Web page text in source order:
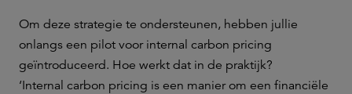
Om deze strategie te ondersteunen, hebben jullie
onlangs een pilot voor internal carbon pricing
geïntroduceerd. Hoe werkt dat in de praktijk?
‘Internal carbon pricing is een manier om een financiële